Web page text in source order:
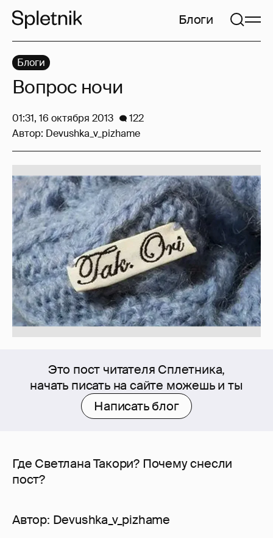
Блоги
Это пост читателя Сплетника,
начать писать на сайте можешь и ты
Написать блог
Где Светлана Такори? Почему снесли
пост?
Автор: Devushka_v_pizhame
Блоги
Вопрос ночи
01:31, 16 октября 2013
122
Автор: Devushka_v_pizhame